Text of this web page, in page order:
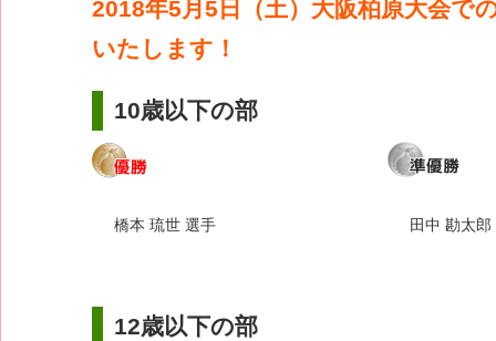
2018年5月5日（土）大阪柏原大会で
いたします！
10歳以下の部
橋本 琉世 選手 田中 勘太郎
12歳以下の部